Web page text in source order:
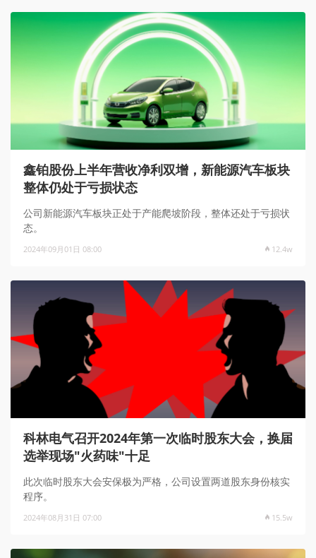
鑫铂股份上半年营收净利双增，新能源汽车板块
整体仍处于亏损状态
公司新能源汽车板块正处于产能爬坡阶段，整体还处于亏损状
态。
2024年09月01日 08:00 12.4w
科林电气召开2024年第一次临时股东大会，换届
选举现场"火药味"十足
此次临时股东大会安保极为严格，公司设置两道股东身份核实
程序。
2024年08月31日 07:00 15.5w